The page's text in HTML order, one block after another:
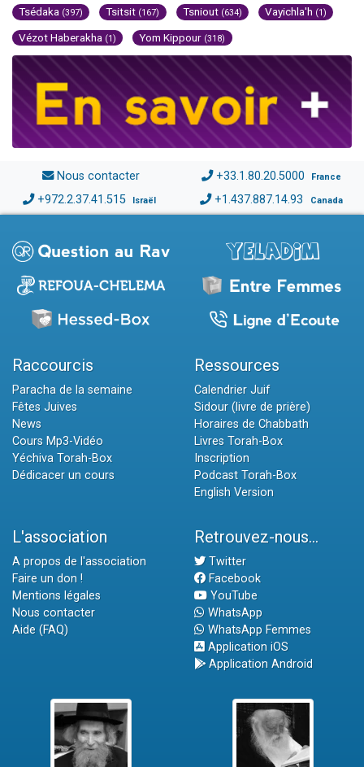
Tsédaka (397) Tsitsit (167) Tsniout (634) Vayichla'h (1)
Vézot Haberakha (1) Yom Kippour (318)
Nous contacter +33.1.80.20.5000 France
+972.2.37.41.515 Israël +1.437.887.14.93 Canada
Raccourcis
Paracha de la semaine
Fêtes Juives
News
Cours Mp3-Vidéo
Yéchiva Torah-Box
Dédicacer un cours
Ressources
Calendrier Juif
Sidour (livre de prière)
Horaires de Chabbath
Livres Torah-Box
Inscription
Podcast Torah-Box
English Version
L'association
A propos de l'association
Faire un don !
Mentions légales
Nous contacter
Aide (FAQ)
Retrouvez-nous...
Twitter
Facebook
YouTube
WhatsApp
WhatsApp Femmes
Application iOS
Application Android